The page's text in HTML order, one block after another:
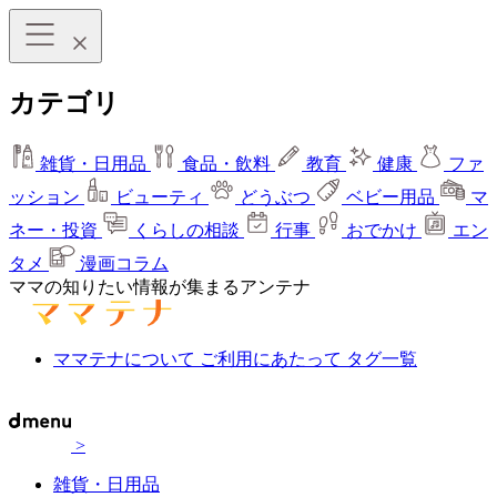
カテゴリ
雑貨・日用品 食品・飲料 教育 健康
ファ
ッション
ビューティ どうぶつ ベビー用品
マ
ネー・投資
くらしの相談 行事 おでかけ
エン
タメ
漫画コラム
ママの知りたい情報が集まるアンテナ
ママテナについて ご利用にあたって タグ一覧
>
雑貨・日用品